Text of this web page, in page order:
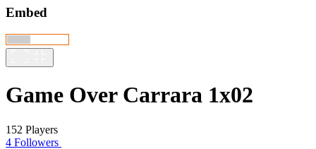
Embed
Game Over Carrara 1x02
152 Players
4 Followers